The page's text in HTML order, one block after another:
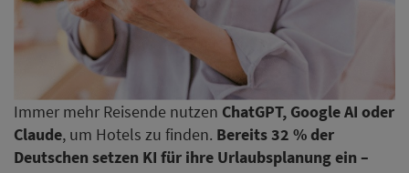
Immer mehr Reisende nutzen ChatGPT, Google AI oder
Claude, um Hotels zu finden. Bereits 32 % der
Deutschen setzen KI für ihre Urlaubsplanung ein –